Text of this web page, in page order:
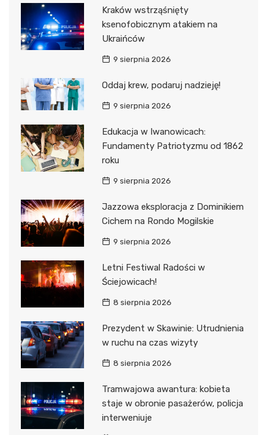
Kraków wstrząśnięty
ksenofobicznym atakiem na
Ukraińców
9 sierpnia 2026
Oddaj krew, podaruj nadzieję!
9 sierpnia 2026
Edukacja w Iwanowicach:
Fundamenty Patriotyzmu od 1862
roku
9 sierpnia 2026
Jazzowa eksploracja z Dominikiem
Cichem na Rondo Mogilskie
9 sierpnia 2026
Letni Festiwal Radości w
Ściejowicach!
8 sierpnia 2026
Prezydent w Skawinie: Utrudnienia
w ruchu na czas wizyty
8 sierpnia 2026
Tramwajowa awantura: kobieta
staje w obronie pasażerów, policja
interweniuje